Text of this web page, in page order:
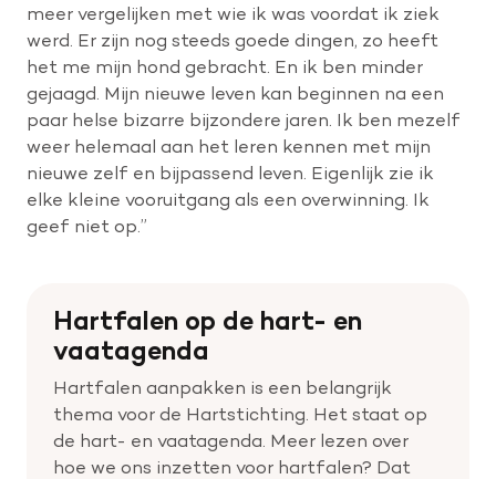
meer vergelijken met wie ik was voordat ik ziek
werd. Er zijn nog steeds goede dingen, zo heeft
het me mijn hond gebracht. En ik ben minder
gejaagd. Mijn nieuwe leven kan beginnen na een
paar helse bizarre bijzondere jaren. Ik ben mezelf
weer helemaal aan het leren kennen met mijn
nieuwe zelf en bijpassend leven. Eigenlijk zie ik
elke kleine vooruitgang als een overwinning. Ik
geef niet op.”
Hartfalen op de hart- en
vaatagenda
Hartfalen aanpakken is een belangrijk
thema voor de Hartstichting. Het staat op
de hart- en vaatagenda. Meer lezen over
hoe we ons inzetten voor hartfalen? Dat